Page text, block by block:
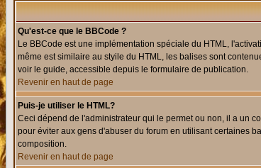
Qu'est-ce que le BBCode ?
Le BBCode est une implémentation spéciale du HTML,
même est similaire au styile du HTML, les balises sont
voir le guide, accessible depuis le formulaire de publication.
Revenir en haut de page
Puis-je utiliser le HTML?
Ceci dépend de l'administrateur qui le permet ou non, il a un
pour éviter aux gens d'abuser du forum en utilisant certaines
composition.
Revenir en haut de page